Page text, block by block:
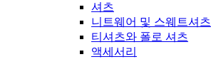
셔츠
니트웨어 및 스웨트셔츠
티셔츠와 폴로 셔츠
액세서리